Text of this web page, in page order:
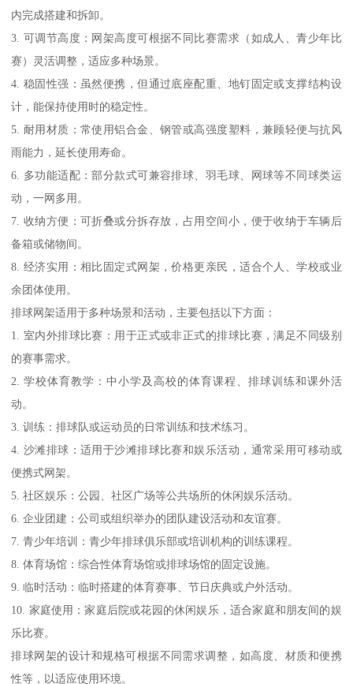
内完成搭建和拆卸。
3. 可调节高度：网架高度可根据不同比赛需求（如成人、青少年比
赛）灵活调整，适应多种场景。
4. 稳固性强：虽然便携，但通过底座配重、地钉固定或支撑结构设
计，能保持使用时的稳定性。
5. 耐用材质：常使用铝合金、钢管或高强度塑料，兼顾轻便与抗风
雨能力，延长使用寿命。
6. 多功能适配：部分款式可兼容排球、羽毛球、网球等不同球类运
动，一网多用。
7. 收纳方便：可折叠或分拆存放，占用空间小，便于收纳于车辆后
备箱或储物间。
8. 经济实用：相比固定式网架，价格更亲民，适合个人、学校或业
余团体使用。
排球网架适用于多种场景和活动，主要包括以下方面：
1. 室内外排球比赛：用于正式或非正式的排球比赛，满足不同级别
的赛事需求。
2. 学校体育教学：中小学及高校的体育课程、排球训练和课外活
动。
3. 训练：排球队或运动员的日常训练和技术练习。
4. 沙滩排球：适用于沙滩排球比赛和娱乐活动，通常采用可移动或
便携式网架。
5. 社区娱乐：公园、社区广场等公共场所的休闲娱乐活动。
6. 企业团建：公司或组织举办的团队建设活动和友谊赛。
7. 青少年培训：青少年排球俱乐部或培训机构的训练课程。
8. 体育场馆：综合性体育场馆或排球场馆的固定设施。
9. 临时活动：临时搭建的体育赛事、节日庆典或户外活动。
10. 家庭使用：家庭后院或花园的休闲娱乐，适合家庭和朋友间的娱
乐比赛。
排球网架的设计和规格可根据不同需求调整，如高度、材质和便携
性等，以适应使用环境。